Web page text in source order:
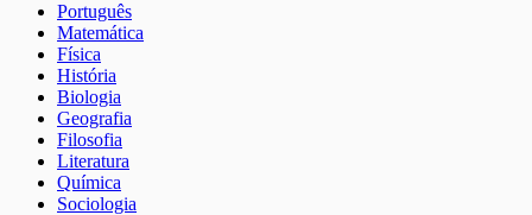
Português
Matemática
Física
História
Biologia
Geografia
Filosofia
Literatura
Química
Sociologia